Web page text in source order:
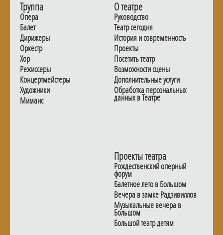
Труппа
Опера
Балет
Дирижеры
Оркестр
Хор
Режиссеры
Концертмейстеры
Художники
Миманс
О театре
Руководство
Театр сегодня
История и современность
Проекты
Посетить театр
Возможности сцены
Дополнительные услуги
Обработка персональных
данных в Театре
Проекты театра
Рождественский оперный
форум
Балетное лето в Большом
Вечера в замке Радзивиллов
Музыкальные вечера в
Большом
Большой театр детям